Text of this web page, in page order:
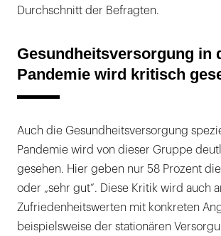
Durchschnitt der Befragten.
Gesundheitsversorgung in
Pandemie wird kritisch
Auch die Gesundheitsversorgung
Pandemie wird von dieser Gruppe
gesehen. Hier geben nur 58 Prozent die
oder „sehr gut“. Diese Kritik wird auch
Zufriedenheitswerten mit konkreten
beispielsweise der stationären